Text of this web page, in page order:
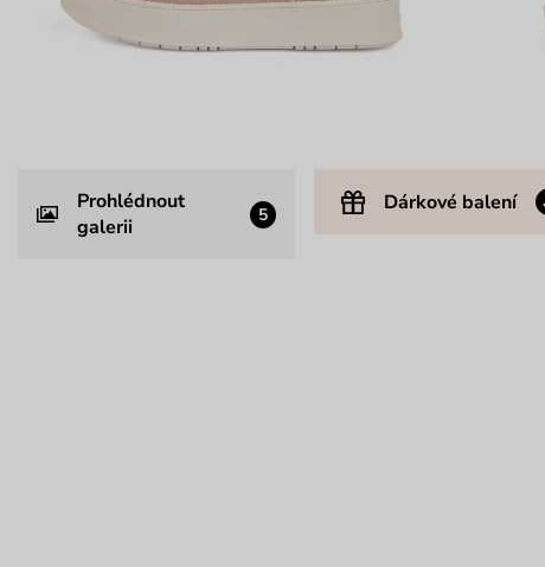
Prohlédnout
galerii
5 Dárkové balení